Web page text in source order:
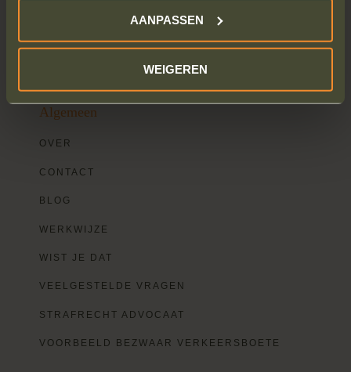
AANPASSEN
WEIGEREN
Algemeen
OVER
CONTACT
BLOG
WERKWIJZE
WIST JE DAT
VEELGESTELDE VRAGEN
STRAFRECHT ADVOCAAT
VOORBEELD BEZWAAR VERKEERSBOETE